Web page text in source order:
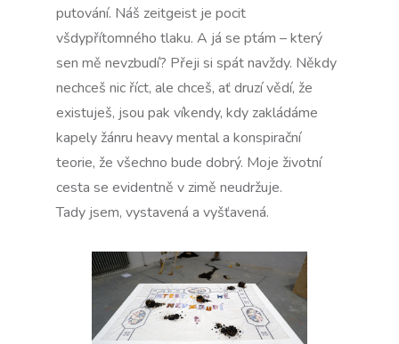
putování. Náš zeitgeist je pocit
všdypřítomného tlaku. A já se ptám – který
sen mě nevzbudí? Přeji si spát navždy. Někdy
nechceš nic říct, ale chceš, ať druzí vědí, že
existuješ, jsou pak víkendy, kdy zakládáme
kapely žánru heavy mental a konspirační
teorie, že všechno bude dobrý. Moje životní
cesta se evidentně v zimě neudržuje.
Tady jsem, vystavená a vyšťavená.